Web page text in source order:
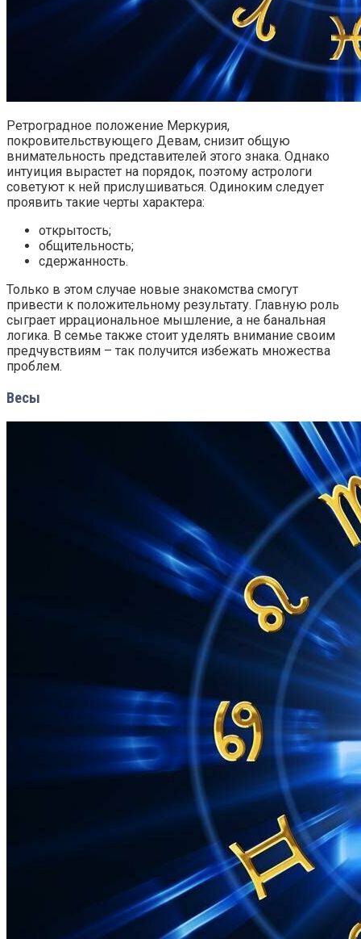
Ретроградное положение Меркурия,
покровительствующего Девам, снизит общую
внимательность представителей этого знака. Однако
интуиция вырастет на порядок, поэтому астрологи
советуют к ней прислушиваться. Одиноким следует
проявить такие черты характера:
открытость;
общительность;
сдержанность.
Только в этом случае новые знакомства смогут
привести к положительному результату. Главную роль
сыграет иррациональное мышление, а не банальная
логика. В семье также стоит уделять внимание своим
предчувствиям – так получится избежать множества
проблем.
Весы